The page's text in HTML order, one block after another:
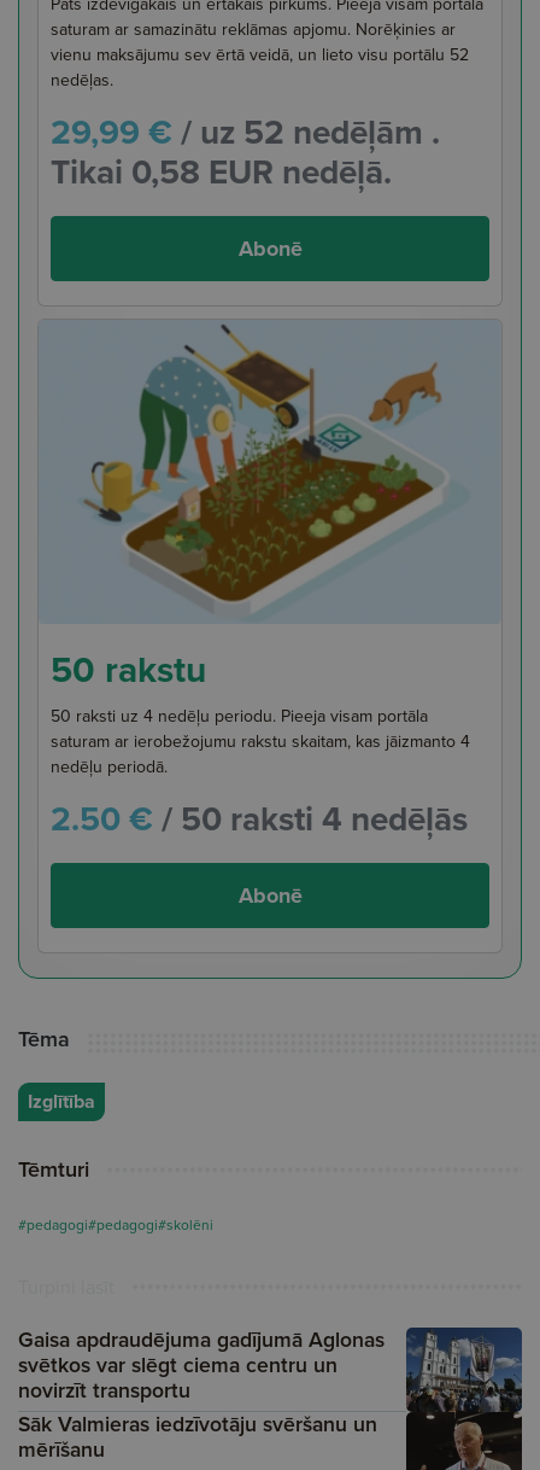
saturam ar samazinātu reklāmas apjomu. Norēķinies ar
vienu maksājumu sev ērtā veidā, un lieto visu portālu 52
nedēļas.
29,99 €/ uz 52 nedēļām .
Tikai 0,58 EUR nedēļā.
Abonē
50 rakstu
50 raksti uz 4 nedēļu periodu. Pieeja visam portāla
saturam ar ierobežojumu rakstu skaitam, kas jāizmanto 4
nedēļu periodā.
2.50 €/ 50 raksti 4 nedēļās
Abonē
Tēma
Izglītība
Tēmturi
#pedagogi#pedagogi#skolēni
Gaisa apdraudējuma gadījumā Aglonas
svētkos var slēgt ciema centru un
novirzīt transportu
Sāk Valmieras iedzīvotāju svēršanu un
mērīšanu